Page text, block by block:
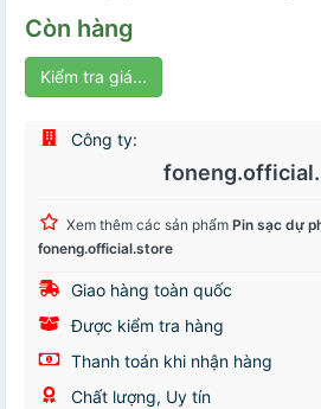
Còn hàng
Kiểm tra giá...
Công ty:
Xem thêm các sản phẩm Pin sạc dự
foneng.official.store
Giao hàng toàn quốc
Được kiểm tra hàng
Thanh toán khi nhận hàng
Chất lượng, Uy tín